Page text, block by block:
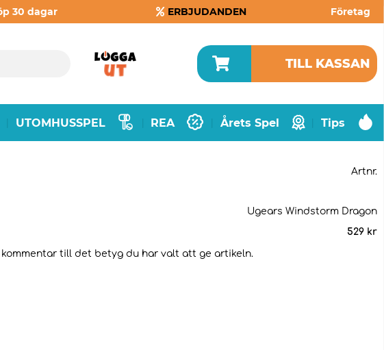
30 dagar ERBJUDANDEN Företag
TILL KASSAN
UTOMHUSSPEL REA Årets Spel Tips
Artnr.
Ugears Windstorm Dragon
529 kr
till det betyg du har valt att ge artikeln.